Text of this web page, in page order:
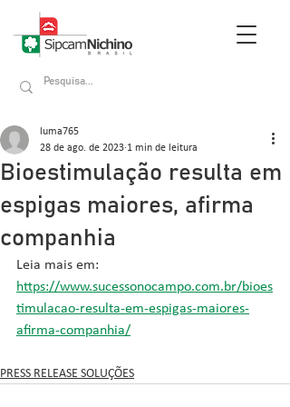
Bioestimulação resulta em
espigas maiores, afirma
companhia
luma765
28 de ago. de 2023 1 min de leitura
Leia mais em:
https://www.sucessonocampo.com.br/bioes
timulacao-resulta-em-espigas-maiores-
afirma-companhia/
PRESS RELEASE SOLUÇÕES